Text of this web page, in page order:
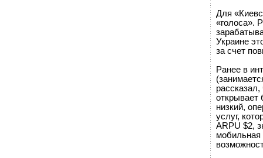
Для
«голоса».
Украине
за счет
Ранее в
открывает
низкий,
услуг,
ARPU $2,